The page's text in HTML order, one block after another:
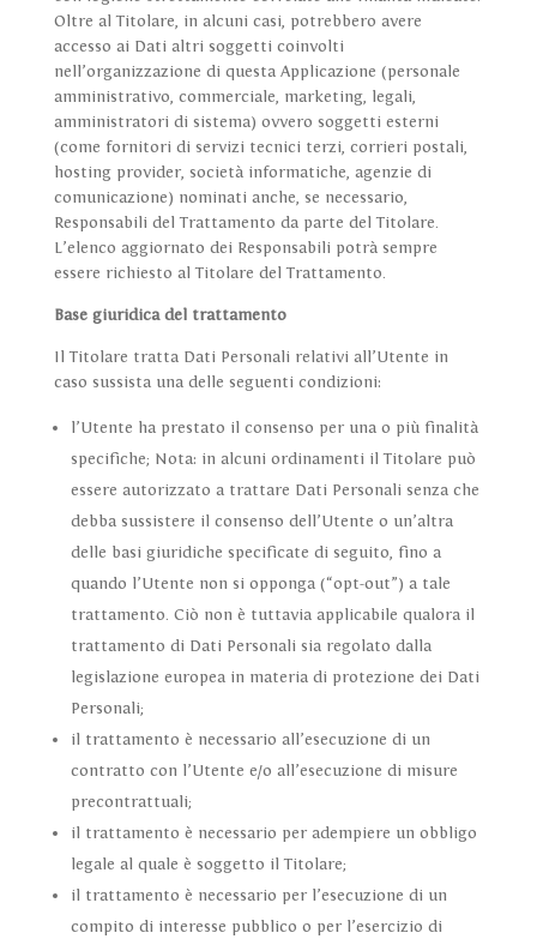
Oltre al Titolare, in alcuni casi, potrebbero avere
accesso ai Dati altri soggetti coinvolti
nell’organizzazione di questa Applicazione (personale
amministrativo, commerciale, marketing, legali,
amministratori di sistema) ovvero soggetti esterni
(come fornitori di servizi tecnici terzi, corrieri postali,
hosting provider, società informatiche, agenzie di
comunicazione) nominati anche, se necessario,
Responsabili del Trattamento da parte del Titolare.
L’elenco aggiornato dei Responsabili potrà sempre
essere richiesto al Titolare del Trattamento.
Base giuridica del trattamento
Il Titolare tratta Dati Personali relativi all’Utente in
caso sussista una delle seguenti condizioni:
l’Utente ha prestato il consenso per una o più finalità
specifiche; Nota: in alcuni ordinamenti il Titolare può
essere autorizzato a trattare Dati Personali senza che
debba sussistere il consenso dell’Utente o un’altra
delle basi giuridiche specificate di seguito, fino a
quando l’Utente non si opponga (“opt-out”) a tale
trattamento. Ciò non è tuttavia applicabile qualora il
trattamento di Dati Personali sia regolato dalla
legislazione europea in materia di protezione dei Dati
Personali;
il trattamento è necessario all’esecuzione di un
contratto con l’Utente e/o all’esecuzione di misure
precontrattuali;
il trattamento è necessario per adempiere un obbligo
legale al quale è soggetto il Titolare;
il trattamento è necessario per l’esecuzione di un
compito di interesse pubblico o per l’esercizio di